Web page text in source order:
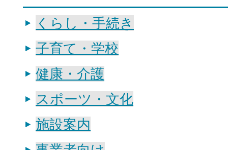
くらし・手続き
子育て・学校
健康・介護
スポーツ・文化
施設案内